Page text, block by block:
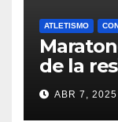
ATLETISMO
de la
ABR 7, 2025